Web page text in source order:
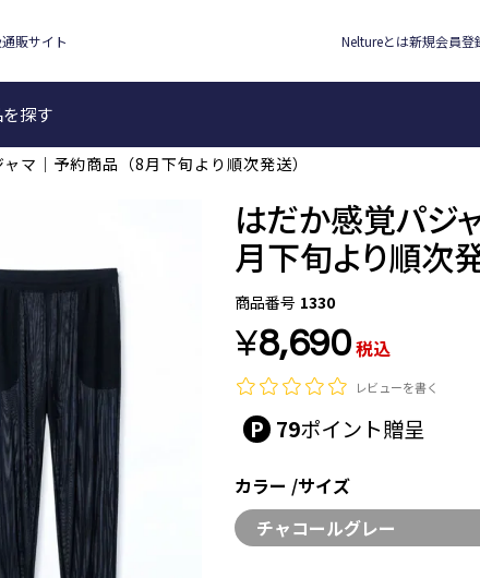
販サイト Neltureとは新規会員登
検索
探す
マ｜予約商品（8月下旬より順次発送）
はだか感覚パジ
月下旬より順次
商品番号 1330
¥8,690 税込
レビューを書く
79
カラー サイズ
チャコールグレー